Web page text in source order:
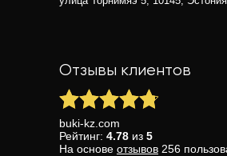
Отзывы клиентов
buki-kz.com
Рейтинг: 4.78 из 5
На основе отзывов 256